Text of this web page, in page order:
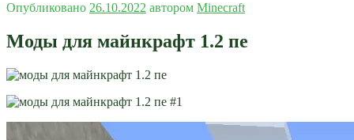
Опубликовано 26.10.2022 автором Minecraft
Моды для майнкрафт 1.2 пе